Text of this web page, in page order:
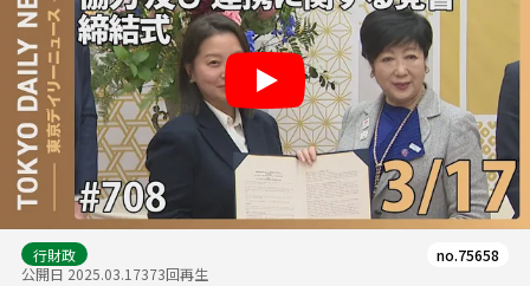
Play
行財政
公開日 2025.03.17373回再生
no.75658